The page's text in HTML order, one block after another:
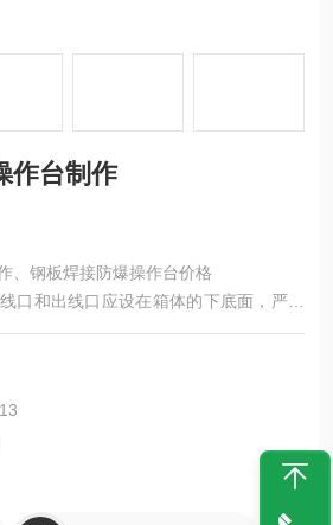
作台制作
、钢板焊接防爆操作台价格
口和出线口应设在箱体的下底面，严禁
，后面或箱门处；进线和出线应加护套
用插销连接；移动式防爆操作台的进口
绝缘电缆。